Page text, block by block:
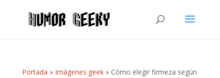
Portada » Imágenes geek» Cómo elegir firmeza según